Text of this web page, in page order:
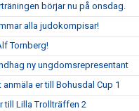
börjar nu på onsdag.
alla judokompisar!
Tornberg!
ny ungdomsrepresentant
anmäla er till Bohusdal Cup 1
till Lilla Trollträffen 2